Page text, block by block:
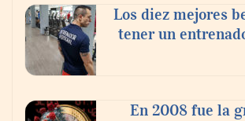
‘El ransomware se puede
Ricardo Palacio Escobar
Los diez mejores
tener un
En 2008 fue la